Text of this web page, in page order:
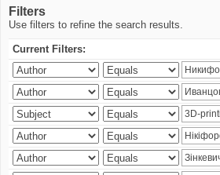
Filters
Use filters to refine the search results.
Current Filters: